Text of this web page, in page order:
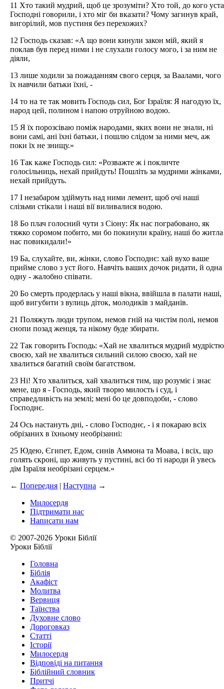
11 Хто такий мудрий, щоб це зрозуміти? Хто той, до кого уста
Господні говорили, і хто міг би вказати? Чому загинув край,
вигорілий, мов пустиня без перехожих?
12 Господь сказав: «А що вони кинули закон мій, який я
поклав був перед ними і не слухали голосу мого, і за ним не
діяли,
13 лише ходили за пожаданням свого серця, за Ваалами, чого
їх навчили батьки їхні, -
14 то на те так мовить Господь сил, Бог Ізраїля: Я нагодую їх,
народ цей, полином і напою отруйною водою.
15 Я їх порозсіваю поміж народами, яких вони не знали, ні
вони самі, ані їхні батьки, і пошлю слідом за ними меч, аж
поки їх не знищу.»
16 Так каже Господь сил: «Розважте ж і покличте
голосільниць, нехай прийдуть! Пошліть за мудрими жінками,
нехай прийдуть.
17 І незабаром здіймуть над ними лемент, щоб очі наші
слізьми стікали і наші вії виливалися водою.
18 Бо плач голосний чути з Сіону: Як нас пограбовано, як
тяжко соромом побито, ми бо покинули країну, наші бо житла
нас повикидали!»
19 Ба, слухайте, ви, жінки, слово Господнє: хай вухо ваше
прийме слово з уст його. Навчіть ваших дочок ридати, й одна
одну - жалобно співати.
20 Бо смерть продерлась у наші вікна, ввійшла в палати наші,
щоб вигубити з вулиць діток, молодиків з майданів.
21 Поляжуть люди трупом, немов гній на чистім полі, немов
снопи позад женця, та нікому буде збирати.
22 Так говорить Господь: «Хай не хвалиться мудрий мудрістю
своєю, хай не хвалиться сильний силою своєю, хай не
хвалиться багатий своїм багатством.
23 Ні! Хто хвалиться, хай хвалиться тим, що розуміє і знає
мене, що я - Господь, який творю милость і суд, і
справедливість на землі; мені бо це довподоби, - слово
Господнє.
24 Ось настануть дні, - слово Господнє, - і я покараю всіх
обрізаних в їхньому необрізанні:
25 Юдею, Єгипет, Едом, синів Аммона та Моава, і всіх, що
голять скроні, що живуть у пустині, всі бо ті народи й увесь
дім Ізраїля необрізані серцем.»
← Попередня | Наступна →
Милосердя
Підтримати нас
Написати нам
© 2007-2026 Уроки Біблії
Уроки Біблії
Головна
Біблія
Акафіст
Молитва
Вервиця
Таїнства
Духовне слово
Дороговказ
Cтатті
Історії
Милосердя
Відповіді на питання
Біблійний словник
Притчі